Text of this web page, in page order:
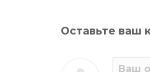
Оставьте ваш